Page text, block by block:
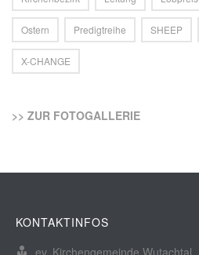
Ostern Predigtreihe SHEEP
X-CHANGE
>> ZUR FOTOGALLERIE
KONTAKTINFOS